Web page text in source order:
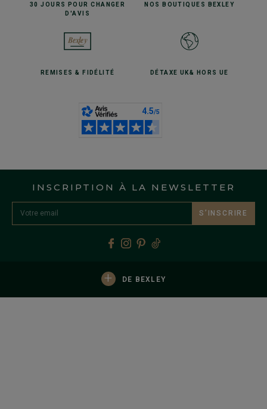
30 JOURS POURCHANGER
D'AVIS
NOS BOUTIQUES BEXLEY
REMISES& FIDÉLITÉ DÉTAXE UK& HORS UE
INSCRIPTION À LA NEWSLETTER
S’INSCRIRE
+ DE BEXLEY